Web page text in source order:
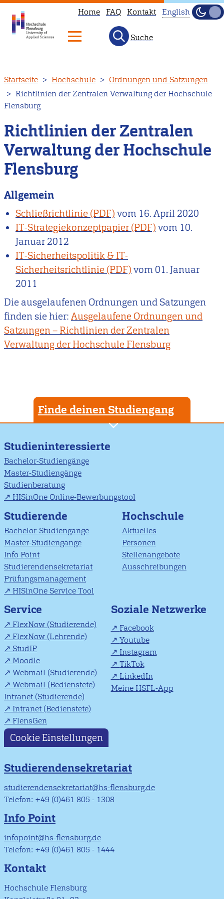
zum
Inhalt
Home FAQ Kontakt
not
available
English.
Head
to
page
instead.
English
Hell
Suche
Startseite Hochschule
Ordnungen und Satzungen
Richtlinien der Zentralen Verwaltung der Hochschule
Flensburg
Richtlinien der Zentralen
Verwaltung der Hochschule
Flensburg
Allgemein
Schließrichtlinie vom 16. April 2020
IT-Strategiekonzeptpapier
vom 10.
Januar 2012
IT-Sicherheitspolitik & IT-
Sicherheitsrichtlinie
vom01. Januar
2011
Die ausgelaufenen Ordnungen und Satzungen
finden sie hier: Ausgelaufene Ordnungen und
Satzungen – Richtlinien der Zentralen
Verwaltung der Hochschule Flensburg
Finde deinen Studiengang
Studieninteressierte
Bachelor-Studiengänge
Master-Studiengänge
Studienberatung
HISinOne Online-Bewerbungstool
Studierende
Bachelor-Studiengänge
Master-Studiengänge
Info Point
Studierendensekretariat
Prüfungsmanagement
HISinOne Service Tool
Hochschule
Aktuelles
Personen
Stellenangebote
Ausschreibungen
Service
FlexNow (Studierende)
FlexNow (Lehrende)
StudIP
Moodle
Webmail (Studierende)
Webmail (Bedienstete)
Intranet (Studierende)
Intranet (Bedienstete)
FlensGen
Soziale Netzwerke
Facebook
Youtube
Instagram
TikTok
LinkedIn
Meine HSFL-App
Cookie Einstellungen
Studierendensekretariat
studierendensekretariat@hs-flensburg.de
Telefon: +49 (0)461 805 - 1308
Info Point
infopoint@hs-flensburg.de
Telefon: +49 (0)461 805 - 1444
Kontakt
Hochschule Flensburg